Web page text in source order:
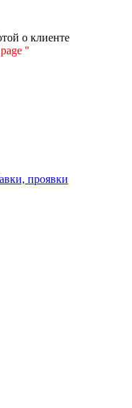
о клиенте
''
проявки